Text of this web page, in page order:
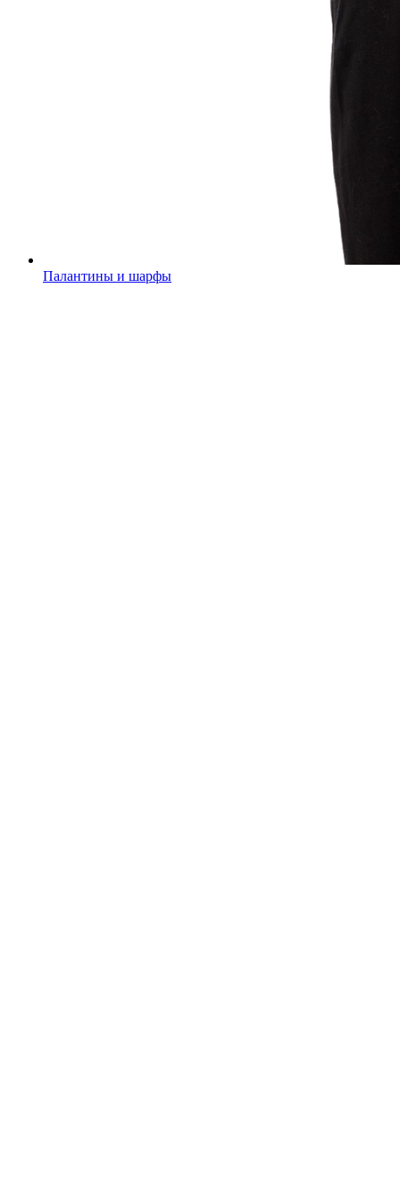
Палантины и шарфы